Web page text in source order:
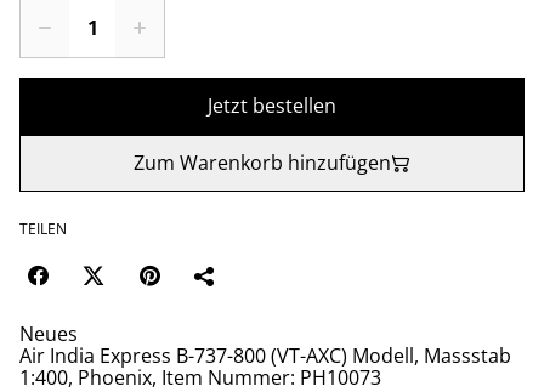
Jetzt bestellen
Zum Warenkorb hinzufügen
TEILEN
Neues
Air India Express B-737-800 (VT-AXC) Modell, Massstab
1:400, Phoenix, Item Nummer: PH10073